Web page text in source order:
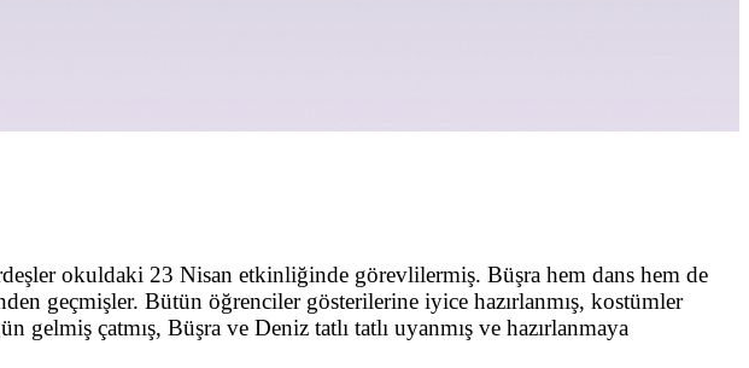
okuldaki 23 Nisan etkinliğinde görevlilermiş. Büşra hem dans hem de
geçmişler. Bütün öğrenciler gösterilerine iyice hazırlanmış, kostümler
gelmiş çatmış, Büşra ve Deniz tatlı tatlı uyanmış ve hazırlanmaya